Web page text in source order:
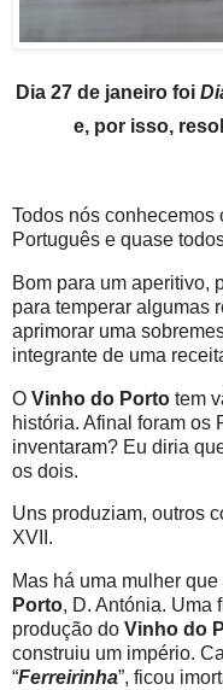
Dia 27 de janeiro foi
e, por isso,
Todos nós
Português e quase
Bom para um aperitivo,
para temperar algumas
aprimorar uma
integrante de uma
O Vinho do Porto tem
história. Afinal foram os
inventaram? Eu diria
os dois.
Uns produziam, outros
XVII.
Mas há uma mulher
Porto, D. Antónia. Uma
produção do Vinho do
construiu um império.
“Ferreirinha”, ficou